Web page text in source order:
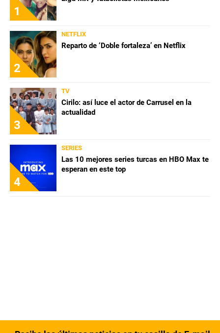
1
2
NETFLIX
Reparto de ‘Doble fortaleza’ en Netflix
3
TV
Cirilo: así luce el actor de Carrusel en la
actualidad
4
SERIES
Las 10 mejores series turcas en HBO Max te
esperan en este top